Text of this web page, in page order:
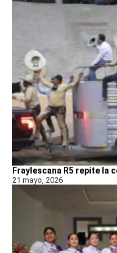
Fraylescana R5 repite la
21 mayo, 2026